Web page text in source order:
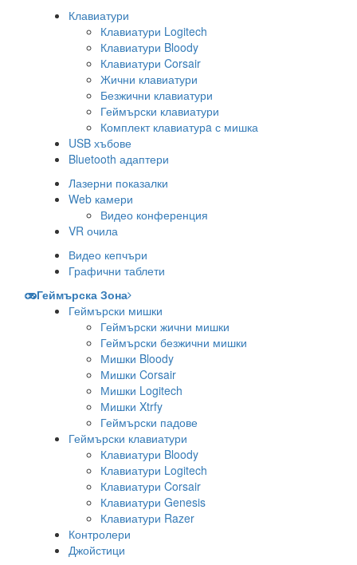
Клавиатури
Клавиатури Logitech
Клавиатури Bloody
Клавиатури Corsair
Жични клавиатури
Безжични клавиатури
Геймърски клавиатури
Комплект клавиатурa с мишка
USB хъбове
Bluetooth адаптери
Лазерни показалки
Web камери
Видео конференция
VR очила
Видео кепчъри
Графични таблети
Геймърска Зона
Геймърски мишки
Геймърски жични мишки
Геймърски безжични мишки
Мишки Bloody
Мишки Corsair
Мишки Logitech
Мишки Xtrfy
Геймърски падове
Геймърски клавиатури
Клавиатури Bloody
Клавиатури Logitech
Клавиатури Corsair
Клавиатури Genesis
Клавиатури Razer
Контролери
Джойстици